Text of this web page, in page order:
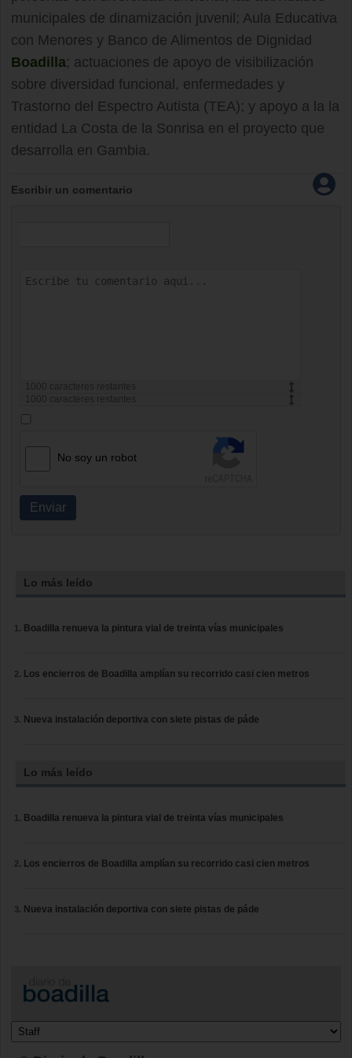
municipales de dinamización juvenil; Aula Educativa
con Menores y Banco de Alimentos de Dignidad
Boadilla; actuaciones de apoyo de visibilización
sobre diversidad funcional, enfermedades y
Trastorno del Espectro Autista (TEA); y apoyo a la la
entidad La Costa de la Sonrisa en el proyecto que
desarrolla en Gambia.
Escribir un comentario
caracteres restantes
caracteres restantes
No soy un robot
Enviar
Lo más leído
Boadilla renueva la pintura vial de treinta vías municipales
Los encierros de Boadilla amplían su recorrido casi cien metros
Nueva instalación deportiva con siete pistas de páde
Lo más leído
Boadilla renueva la pintura vial de treinta vías municipales
Los encierros de Boadilla amplían su recorrido casi cien metros
Nueva instalación deportiva con siete pistas de páde